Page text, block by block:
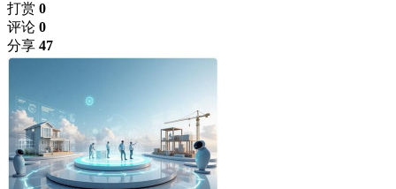
打赏 0
评论 0
分享 47